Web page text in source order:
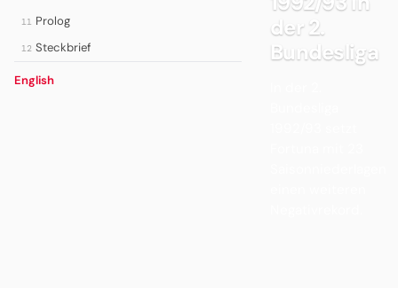
11 Prolog
12 Steckbrief
English
der 2.
Bundesliga